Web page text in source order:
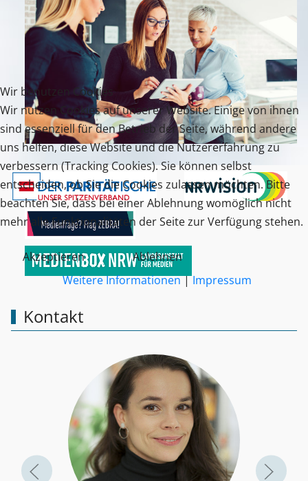
Kontakt
Wir benutzen Cookies
Wir nutzen Cookies auf unserer Website. Einige von ihnen
sind essenziell für den Betrieb der Seite, während andere
uns helfen, diese Website und die Nutzererfahrung zu
verbessern (Tracking Cookies). Sie können selbst
entscheiden, ob Sie die Cookies zulassen möchten. Bitte
beachten Sie, dass bei einer Ablehnung womöglich nicht
mehr alle Funktionalitäten der Seite zur Verfügung stehen.
Akzeptieren
Ablehnen
Weitere Informationen|Impressum